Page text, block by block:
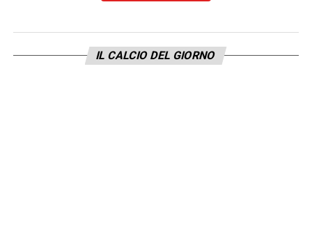
migliore fruibilità per il pubblico. Ma non
solo, perché saranno presto inaugurate
IL CALCIO DEL GIORNO